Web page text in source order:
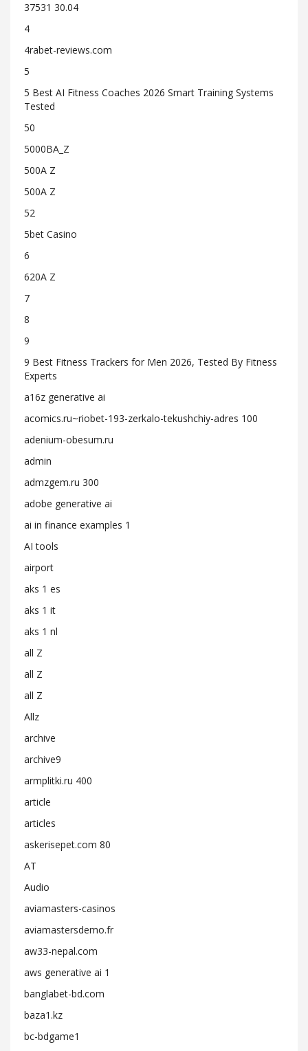
37531 30.04
4
4rabet-reviews.com
5
5 Best AI Fitness Coaches 2026 Smart Training Systems
Tested
50
5000BA_Z
500A Z
500A Z
52
5bet Casino
6
620A Z
7
8
9
9 Best Fitness Trackers for Men 2026, Tested By Fitness
Experts
a16z generative ai
acomics.ru~riobet-193-zerkalo-tekushchiy-adres 100
adenium-obesum.ru
admin
admzgem.ru 300
adobe generative ai
ai in finance examples 1
AI tools
airport
aks 1 es
aks 1 it
aks 1 nl
all Z
all Z
all Z
Allz
archive
archive9
armplitki.ru 400
article
articles
askerisepet.com 80
AT
Audio
aviamasters-casinos
aviamastersdemo.fr
aw33-nepal.com
aws generative ai 1
banglabet-bd.com
baza1.kz
bc-bdgame1